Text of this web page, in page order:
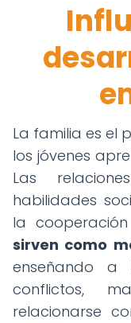
La familia es el
los jóvenes
Las
habilidades
la
sirven como
enseñando a
conflictos,
relacionarse